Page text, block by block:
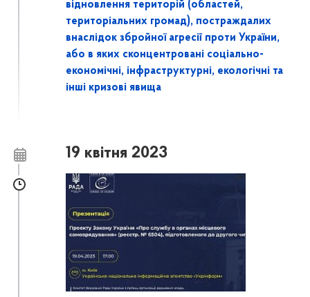
відновлення територій (областей,
територіальних громад), постраждалих
внаслідок збройної агресії проти України,
або в яких сконцентровані соціально-
економічні, інфраструктурні, екологічні та
інші кризові явища
19 квітня 2023